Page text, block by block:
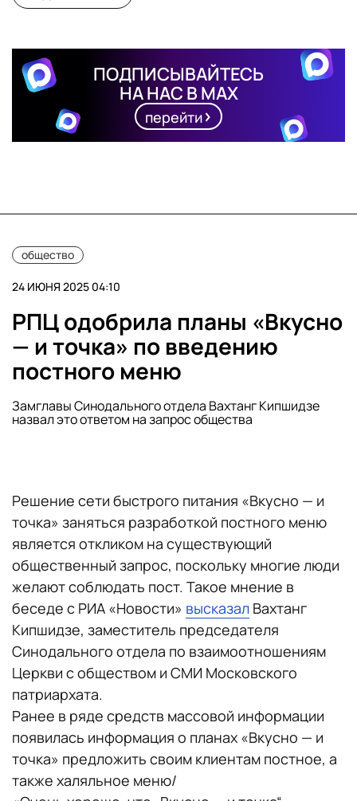
ПОДПИСЫВАЙТЕСЬ
НА НАС В MAX
перейти
общество
24 ИЮНЯ 2025 04:10
РПЦ одобрила планы «Вкусно
— и точка» по введению
постного меню
Замглавы Синодального отдела Вахтанг Кипшидзе
назвал это ответом на запрос общества
Решение сети быстрого питания «Вкусно — и
точка» заняться разработкой постного меню
является откликом на существующий
общественный запрос, поскольку многие люди
желают соблюдать пост. Такое мнение в
беседе с РИА «Новости» высказал Вахтанг
Кипшидзе, заместитель председателя
Синодального отдела по взаимоотношениям
Церкви с обществом и СМИ Московского
патриархата.
Ранее в ряде средств массовой информации
появилась информация о планах «Вкусно — и
точка» предложить своим клиентам постное, а
также халяльное меню/